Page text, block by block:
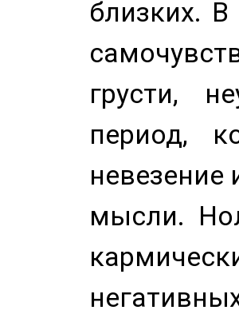
близких.
грусти,
период,
мысли.